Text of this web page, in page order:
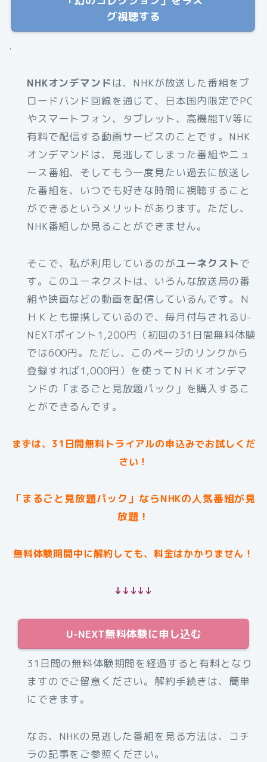
グ視聴する
.
NHKオンデマンド は、NHKが放送した番組をブ
ロードバンド回線を通じて、日本国内限定でPC
やスマートフォン、タブレット、高機能TV等に
有料で配信する動画サービスのことです。NHK
オンデマンドは、見逃してしまった番組やニュ
ース番組、そしてもう一度見たい過去に放送し
た番組を、いつでも好きな時間に視聴すること
ができるというメリットがあります。ただし、
NHK番組しか見ることができません。
そこで、私が利用しているのがユーネクストで
す。このユーネクストは、いろんな放送局の番
組や映画などの動画を配信しているんです。Ｎ
ＨＫとも提携しているので、毎月付与されるU-
NEXTポイント1,200円（初回の31日間無料体験
では600円。ただし、このページのリンクから
登録すれば1,000円）を使ってＮＨＫオンデマ
ンドの「まるごと見放題パック」を購入するこ
とができるんです。
まずは、31日間無料トライアルの申込みでお試しくだ
さい！
「まるごと見放題パック」ならNHKの人気番組が見
放題！
無料体験期間中に解約しても、料金はかかりません！
↓↓↓↓↓
U-NEXT無料体験に申し込む
31日間の無料体験期間を経過すると有料となり
ますのでご留意ください。解約手続きは、簡単
にできます。
なお、NHKの見逃した番組を見る方法は、コチ
ラの記事をご参照ください。